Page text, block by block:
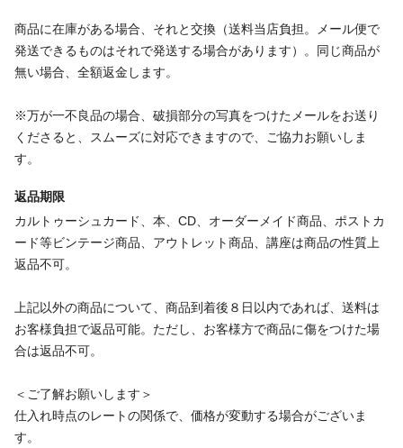
商品に在庫がある場合、それと交換（送料当店負担。メール便で
発送できるものはそれで発送する場合があります）。同じ商品が
無い場合、全額返金します。
※万が一不良品の場合、破損部分の写真をつけたメールをお送り
くださると、スムーズに対応できますので、ご協力お願いしま
す。
返品期限
カルトゥーシュカード、本、CD、オーダーメイド商品、ポストカ
ード等ビンテージ商品、アウトレット商品、講座は商品の性質上
返品不可。
上記以外の商品について、商品到着後８日以内であれば、送料は
お客様負担で返品可能。ただし、お客様方で商品に傷をつけた場
合は返品不可。
＜ご了解お願いします＞
仕入れ時点のレートの関係で、価格が変動する場合がございま
す。